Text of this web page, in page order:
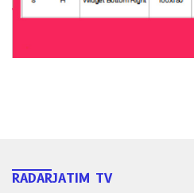
RADARJATIM TV